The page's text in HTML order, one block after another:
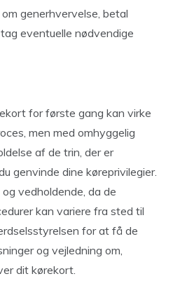
generhvervelse, betal
eventuelle nødvendige
for første gang kan virke
men med omhyggelig
af de trin, der er
genvinde dine køreprivilegier.
vedholdende, da de
kan variere fra sted til
for at få de
og vejledning om,
dit kørekort.